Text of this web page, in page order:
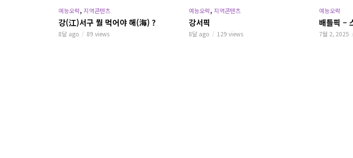
예능오락, 지역콘텐츠
강(江)서구 뭘 먹어야 해(海) ?
8달 ago 89 views
예능오락, 지역콘텐츠
강서픽
8달 ago 129 views
예능오락
배틀픽 –
7월 2, 2025